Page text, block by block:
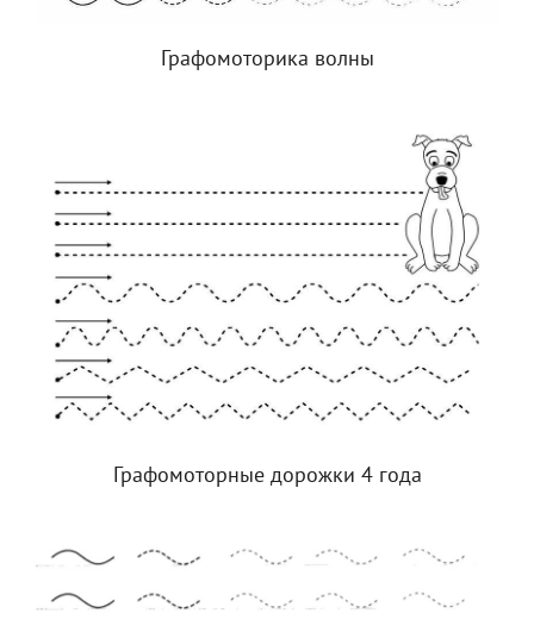
Графомоторика волны
Графомоторные дорожки 4 года